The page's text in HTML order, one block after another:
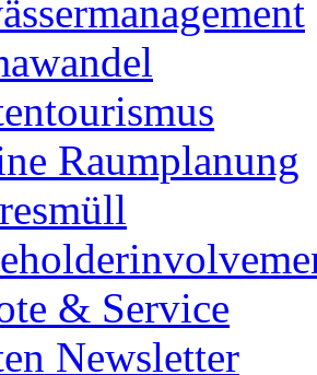
Raumplanung
& Service
Newsletter